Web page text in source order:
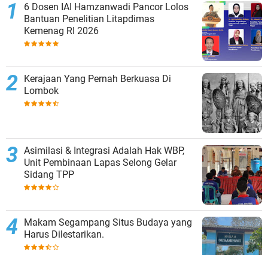
6 Dosen IAI Hamzanwadi Pancor Lolos
Bantuan Penelitian Litapdimas
Kemenag RI 2026
Kerajaan Yang Pernah Berkuasa Di
Lombok
Asimilasi & Integrasi Adalah Hak WBP,
Unit Pembinaan Lapas Selong Gelar
Sidang TPP
Makam Segampang Situs Budaya yang
Harus Dilestarikan.